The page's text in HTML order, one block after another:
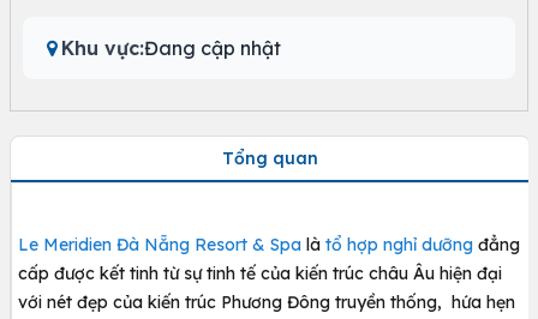
Khu vực:Đang cập nhật
Tổng quan
Le Meridien Đà Nẵng Resort & Spa là tổ hợp nghỉ dưỡng đẳng
cấp được kết tinh từ sự tinh tế của kiến trúc châu Âu hiện đại
với nét đẹp của kiến trúc Phương Đông truyền thống, hứa hẹn